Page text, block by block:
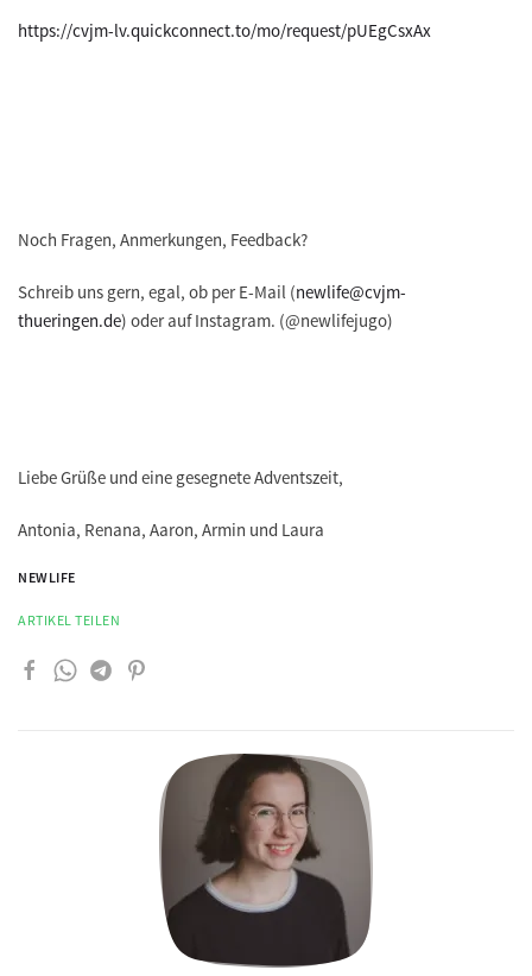
https://cvjm-lv.quickconnect.to/mo/request/pUEgCsxAx
Noch Fragen, Anmerkungen, Feedback?
Schreib uns gern, egal, ob per E-Mail (newlife@cvjm-
thueringen.de) oder auf Instagram. (@newlifejugo)
Liebe Grüße und eine gesegnete Adventszeit,
Antonia, Renana, Aaron, Armin und Laura
NEWLIFE
ARTIKEL TEILEN